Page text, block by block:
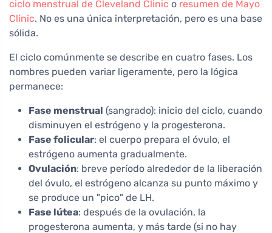
ciclo menstrual de Cleveland Clinic o resumen de Mayo
Clinic. No es una única interpretación, pero es una base
sólida.
El ciclo comúnmente se describe en cuatro fases. Los
nombres pueden variar ligeramente, pero la lógica
permanece:
Fase menstrual (sangrado): inicio del ciclo, cuando
disminuyen el estrógeno y la progesterona.
Fase folicular: el cuerpo prepara el óvulo, el
estrógeno aumenta gradualmente.
Ovulación: breve período alrededor de la liberación
del óvulo, el estrógeno alcanza su punto máximo y
se produce un "pico" de LH.
Fase lútea: después de la ovulación, la
progesterona aumenta, y más tarde (si no hay